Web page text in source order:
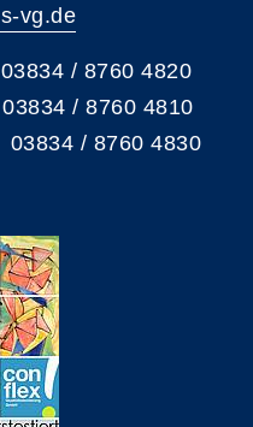
vg.de
/ 8760 4820
/ 8760 4810
03834 / 8760 4830